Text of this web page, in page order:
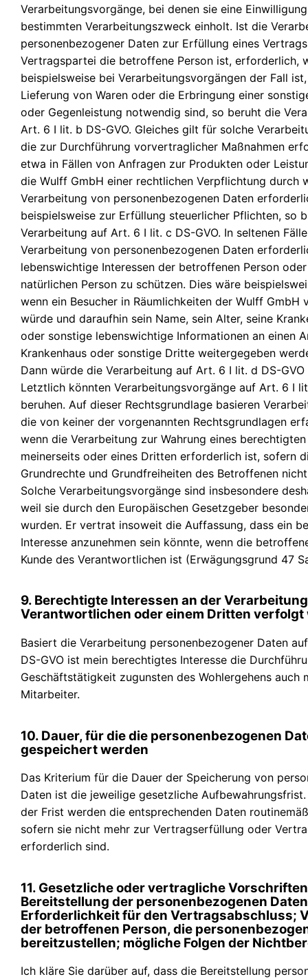
Verarbeitungsvorgänge, bei denen sie eine
bestimmten Verarbeitungszweck einholt. Ist die
personenbezogener Daten zur Erfüllung eines
Vertragspartei die betroffene Person ist, erforderlich,
beispielsweise bei Verarbeitungsvorgängen der Fall
Lieferung von Waren oder die Erbringung einer
oder Gegenleistung notwendig sind, so beruht die
Art. 6 I lit. b DS-GVO. Gleiches gilt für solche
die zur Durchführung vorvertraglicher Maßnahmen
etwa in Fällen von Anfragen zur Produkten oder
die Wulff GmbH einer rechtlichen Verpflichtung durch
Verarbeitung von personenbezogenen Daten
beispielsweise zur Erfüllung steuerlicher Pflichten, so
Verarbeitung auf Art. 6 I lit. c DS-GVO. In seltenen
Verarbeitung von personenbezogenen Daten
lebenswichtige Interessen der betroffenen Person
natürlichen Person zu schützen. Dies wäre
wenn ein Besucher in Räumlichkeiten der Wulff GmbH
würde und daraufhin sein Name, sein Alter, seine
oder sonstige lebenswichtige Informationen an einen
Krankenhaus oder sonstige Dritte weitergegeben
Dann würde die Verarbeitung auf Art. 6 I lit. d DS-GVO
Letztlich könnten Verarbeitungsvorgänge auf Art. 6 I
beruhen. Auf dieser Rechtsgrundlage basieren
die von keiner der vorgenannten Rechtsgrundlagen
wenn die Verarbeitung zur Wahrung eines
meinerseits oder eines Dritten erforderlich ist, sofern
Grundrechte und Grundfreiheiten des Betroffenen
Solche Verarbeitungsvorgänge sind insbesondere
weil sie durch den Europäischen Gesetzgeber
wurden. Er vertrat insoweit die Auffassung, dass ein
Interesse anzunehmen sein könnte, wenn die
Kunde des Verantwortlichen ist (Erwägungsgrund 47
9. Berechtigte Interessen an der
Verantwortlichen oder einem Dritten verfolgt
Basiert die Verarbeitung personenbezogener Daten
DS-GVO ist mein berechtigtes Interesse die
Geschäftstätigkeit zugunsten des Wohlergehens auch
Mitarbeiter.
10. Dauer, für die die personenbezogenen
gespeichert werden
Das Kriterium für die Dauer der Speicherung von
Daten ist die jeweilige gesetzliche
der Frist werden die entsprechenden Daten
sofern sie nicht mehr zur Vertragserfüllung oder
erforderlich sind.
11. Gesetzliche oder vertragliche
Bereitstellung der personenbezogenen
Erforderlichkeit für den Vertragsabschluss;
der betroffenen Person, die
bereitzustellen; mögliche Folgen der
Ich kläre Sie darüber auf, dass die Bereitstellung